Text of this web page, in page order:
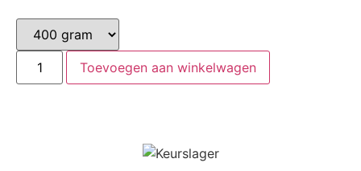
Toevoegen aan winkelwagen